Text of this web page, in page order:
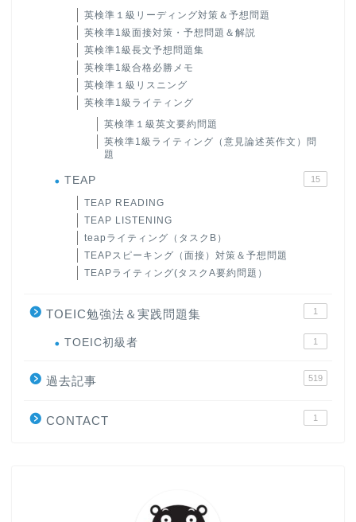
英検準１級リーディング対策＆予想問題
英検準1級面接対策・予想問題＆解説
英検準1級長文予想問題集
英検準1級合格必勝メモ
英検準１級リスニング
英検準1級ライティング
英検準１級英文要約問題
英検準1級ライティング（意見論述英作文）問
題
TEAP 15
TEAP READING
TEAP LISTENING
teapライティング（タスクB）
TEAPスピーキング（面接）対策＆予想問題
TEAPライティング(タスクA要約問題）
TOEIC勉強法＆実践問題集 1
TOEIC初級者 1
過去記事 519
CONTACT 1
大学入試英語対策講座